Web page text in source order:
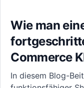
Wie man
Commerce
In diesem Blog-